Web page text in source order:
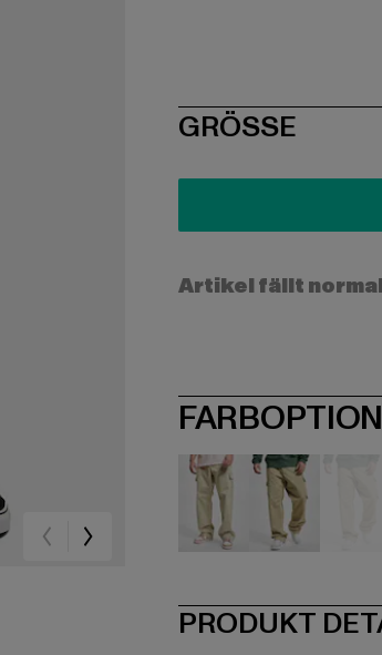
SIZE
GRÖSSE
Artikel fällt
PRODUKT